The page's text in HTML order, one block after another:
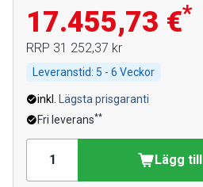
17.455,73 €*
RRP 31 252,37 kr
Leveranstid: 5 - 6 Veckor
inkl.
Lägsta prisgaranti
Fri leverans**
Lägg